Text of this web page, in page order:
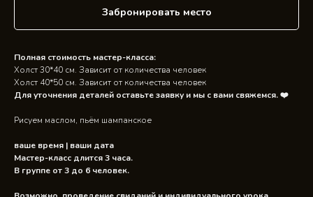
Забронировать место
Полная стоимость мастер-класса:
Холст 30*40 см. Зависит от количества человек
Холст 40*50 см. Зависит от количества человек
Для уточнения деталей оставьте заявку и мы с вами свяжемся. ❤️
Рисуем маслом, пьём шампанское
ваше время | ваши дата
Мастер-класс длится 3 часа.
В группе от 3 до 6 человек.